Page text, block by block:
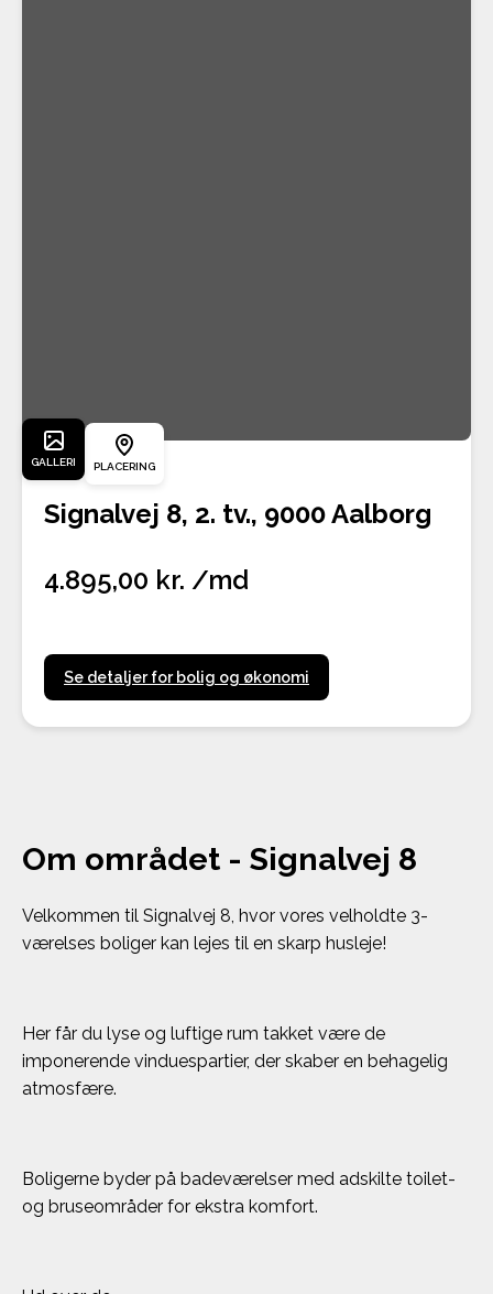
GALLERI PLACERING
Signalvej 8, 2. tv., 9000 Aalborg
4.895,00 kr. /md
Se detaljer for bolig og økonomi
Om området - Signalvej 8
Velkommen til Signalvej 8, hvor vores velholdte 3-
værelses boliger kan lejes til en skarp husleje!
Her får du lyse og luftige rum takket være de
imponerende vinduespartier, der skaber en behagelig
atmosfære.
Boligerne byder på badeværelser med adskilte toilet-
og bruseområder for ekstra komfort.